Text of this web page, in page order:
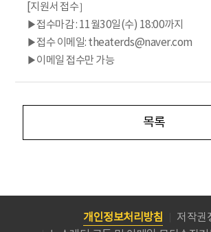
[지원서 접수］
▶접수마감 : 11월30일(수) 18:00까지
▶접수 이메일: theaterds@naver.com
▶이메일 접수만 가능
목록
개인정보처리방침
저작권